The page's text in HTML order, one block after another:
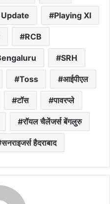
Playing XI
RCB
SRH
Toss आईपीएल
टॉस पावरप्ले
रॉयल चैलेंजर्स बेंगलुरु
सनराइजर्स हैदराबाद